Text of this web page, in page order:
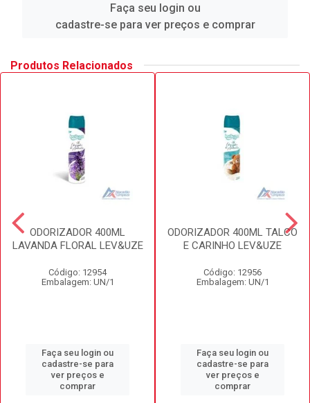
Faça seu login ou
cadastre-se para ver preços e comprar
Produtos Relacionados
ODORIZADOR 400ML
LAVANDA FLORAL LEV&UZE
Código: 12954
Embalagem: UN/1
Faça seu login ou
cadastre-se para
ver preços e
comprar
ODORIZADOR 400ML TALCO
E CARINHO LEV&UZE
Código: 12956
Embalagem: UN/1
Faça seu login ou
cadastre-se para
ver preços e
comprar